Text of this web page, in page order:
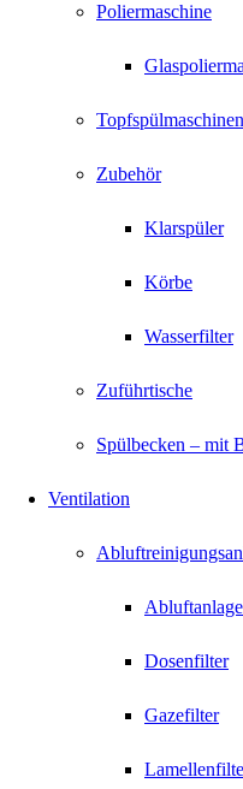
Poliermaschine
Topfspülmaschinen
Zubehör
Klarspüler
Körbe
Wasserfilter
Zuführtische
Spülbecken – mit
Ventilation
Dosenfilter
Gazefilter